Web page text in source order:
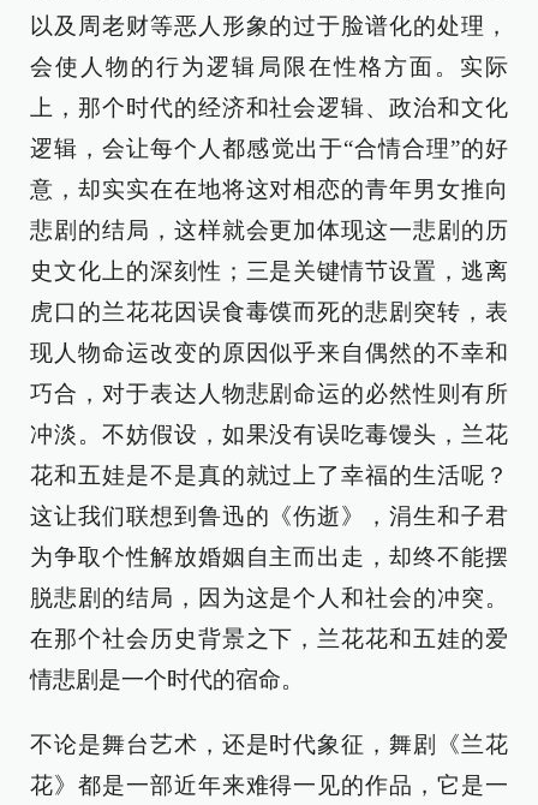
以及周老财等恶人形象的过于脸谱化的处理，
会使人物的行为逻辑局限在性格方面。实际
上，那个时代的经济和社会逻辑、政治和文化
逻辑，会让每个人都感觉出于“合情合理”的好
意，却实实在在地将这对相恋的青年男女推向
悲剧的结局，这样就会更加体现这一悲剧的历
史文化上的深刻性；三是关键情节设置，逃离
虎口的兰花花因误食毒馍而死的悲剧突转，表
现人物命运改变的原因似乎来自偶然的不幸和
巧合，对于表达人物悲剧命运的必然性则有所
冲淡。不妨假设，如果没有误吃毒馒头，兰花
花和五娃是不是真的就过上了幸福的生活呢？
这让我们联想到鲁迅的《伤逝》，涓生和子君
为争取个性解放婚姻自主而出走，却终不能摆
脱悲剧的结局，因为这是个人和社会的冲突。
在那个社会历史背景之下，兰花花和五娃的爱
情悲剧是一个时代的宿命。
不论是舞台艺术，还是时代象征，舞剧《兰花
花》都是一部近年来难得一见的作品，它是一